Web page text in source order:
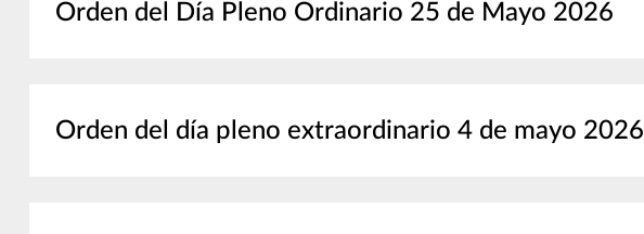
Orden del Día Pleno Ordinario 25 de Mayo 2026
Orden del día pleno extraordinario 4 de mayo 2026